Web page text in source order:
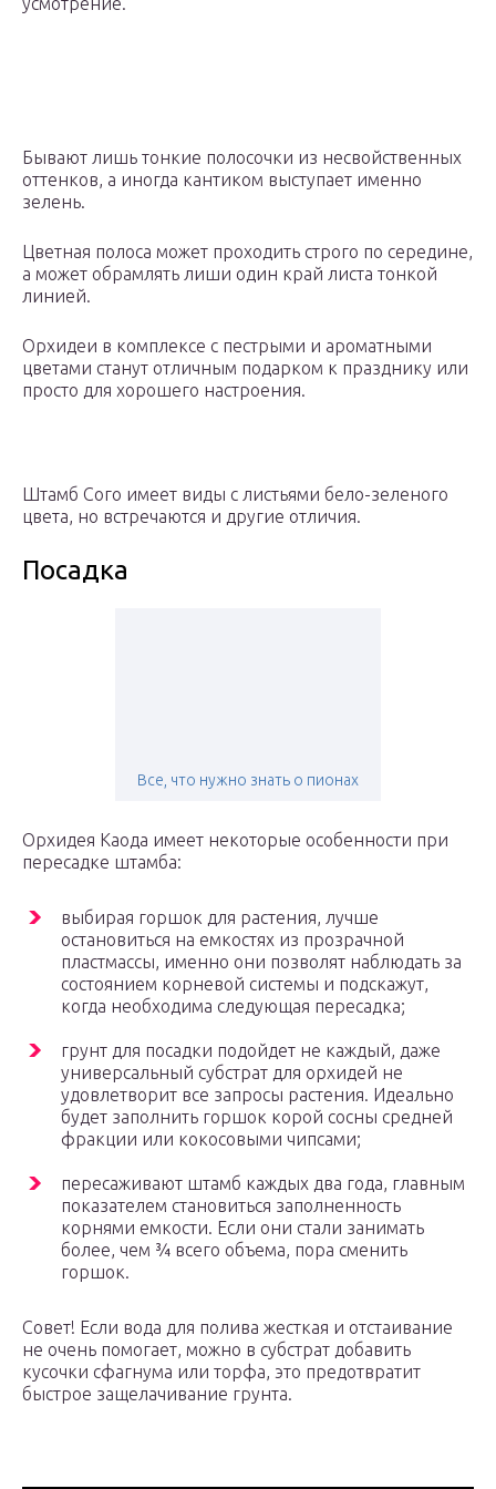
Бывают лишь тонкие полосочки из несвойственных
оттенков, а иногда кантиком выступает именно
зелень.
Цветная полоса может проходить строго по середине,
а может обрамлять лиши один край листа тонкой
линией.
Орхидеи в комплексе с пестрыми и ароматными
цветами станут отличным подарком к празднику или
просто для хорошего настроения.
Штамб Сого имеет виды с листьями бело-зеленого
цвета, но встречаются и другие отличия.
Посадка
Все, что нужно знать о пионах
Орхидея Каода имеет некоторые особенности при
пересадке штамба:
выбирая горшок для растения, лучше
остановиться на емкостях из прозрачной
пластмассы, именно они позволят наблюдать за
состоянием корневой системы и подскажут,
когда необходима следующая пересадка;
грунт для посадки подойдет не каждый, даже
универсальный субстрат для орхидей не
удовлетворит все запросы растения. Идеально
будет заполнить горшок корой сосны средней
фракции или кокосовыми чипсами;
пересаживают штамб каждых два года, главным
показателем становиться заполненность
корнями емкости. Если они стали занимать
более, чем ¾ всего объема, пора сменить
горшок.
Совет! Если вода для полива жесткая и отстаивание
не очень помогает, можно в субстрат добавить
кусочки сфагнума или торфа, это предотвратит
быстрое защелачивание грунта.